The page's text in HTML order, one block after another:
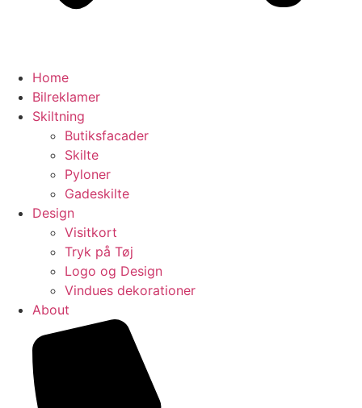
Home
Bilreklamer
Skiltning
Butiksfacader
Skilte
Pyloner
Gadeskilte
Design
Visitkort
Tryk på Tøj​
Logo og Design
Vindues dekorationer
About